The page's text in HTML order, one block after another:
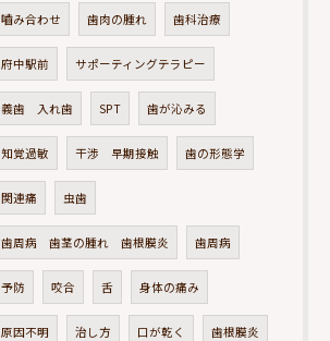
嚙み合わせ 歯肉の腫れ 歯科治療
府中駅前 サポーティングテラピー
義歯 入れ歯 SPT 歯が沁みる
知覚過敏 干渉 早期接触 歯の形態学
関連痛 虫歯
歯周病 歯茎の腫れ 歯根膜炎 歯周病
予防 咬合 舌 身体の痛み
原因不明 治し方 口が乾く 歯根膜炎